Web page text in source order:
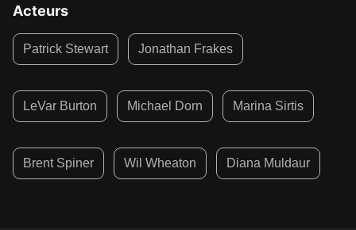
Acteurs
Patrick Stewart Jonathan Frakes
LeVar Burton Michael Dorn Marina Sirtis
Brent Spiner Wil Wheaton Diana Muldaur